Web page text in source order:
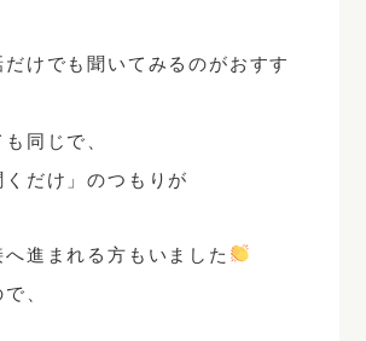
けでも聞いてみるのがおすす
同じで、
くだけ」のつもりが
進まれる方もいました
、